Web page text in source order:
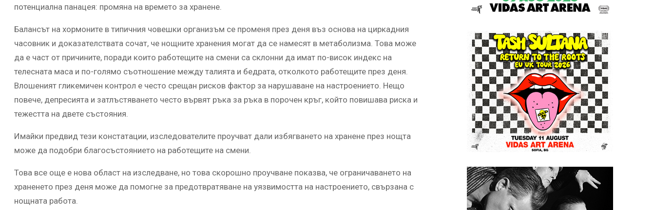
потенциална панацея: промяна на времето за хранене.
Балансът на хормоните в типичния човешки организъм се променя през деня въз основа на циркадния
часовник и доказателствата сочат, че нощните хранения могат да се намесят в метаболизма. Това може
да е част от причините, поради които работещите на смени са склонни да имат по-висок индекс на
телесната маса и по-голямо съотношение между талията и бедрата, отколкото работещите през деня.
Влошеният гликемичен контрол е често срещан рисков фактор за нарушаване на настроението. Нещо
повече, депресията и затлъстяването често вървят ръка за ръка в порочен кръг, който повишава риска и
тежестта на двете състояния.
Имайки предвид тези констатации, изследователите проучват дали избягването на хранене през нощта
може да подобри благосъстоянието на работещите на смени.
Това все още е нова област на изследване, но това скорошно проучване показва, че ограничаването на
храненето през деня може да помогне за предотвратяване на уязвимостта на настроението, свързана с
нощната работа.